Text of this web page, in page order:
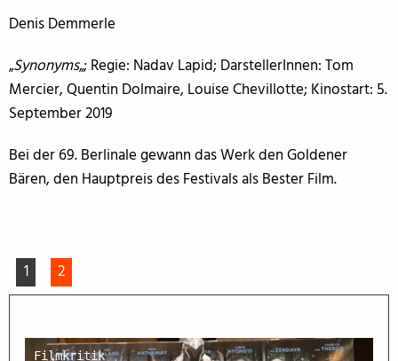
Denis Demmerle
„Synonyms„; Regie: Nadav Lapid; DarstellerInnen: Tom
Mercier, Quentin Dolmaire, Louise Chevillotte; Kinostart: 5.
September 2019
Bei der 69. Berlinale gewann das Werk den Goldener
Bären, den Hauptpreis des Festivals als Bester Film.
1 2
Filmkritik